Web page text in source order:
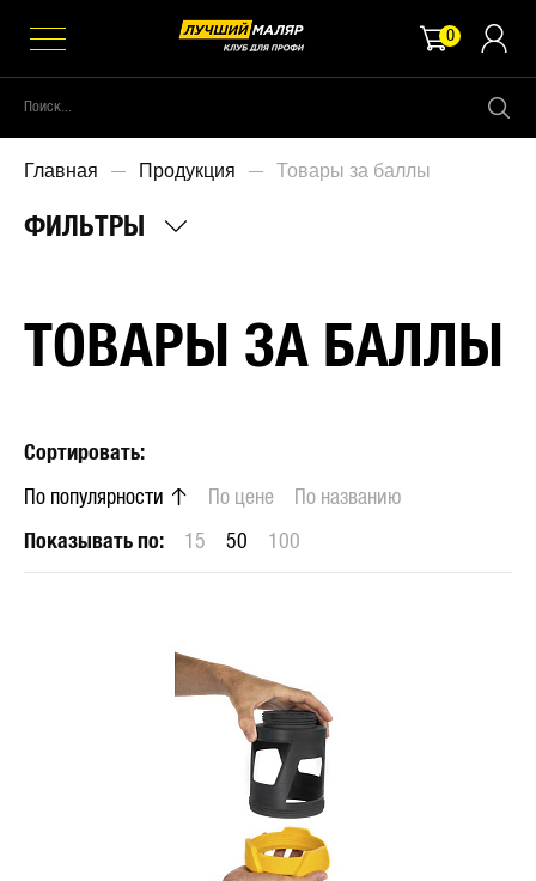
0
Главная Продукция Товары за баллы
ФИЛЬТРЫ
ТОВАРЫ ЗА БАЛЛЫ
Сортировать:
По популярности По цене По названию
Показывать по: 15 50 100